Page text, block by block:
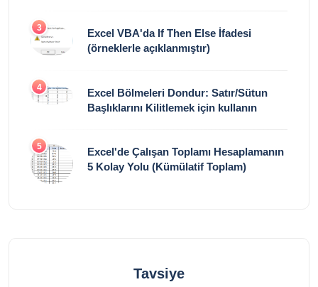
3
Excel VBA'da If Then Else İfadesi
(örneklerle açıklanmıştır)
4
Excel Bölmeleri Dondur: Satır/Sütun
Başlıklarını Kilitlemek için kullanın
5
Excel'de Çalışan Toplamı Hesaplamanın
5 Kolay Yolu (Kümülatif Toplam)
Tavsiye